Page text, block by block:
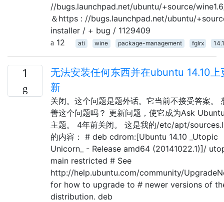
//bugs.launchpad.net/ubuntu/+source/
＆https : //bugs.launchpad.net/ubuntu/
installer / + bug / 1129409
12
ati wine package-management fglrx
1
无法安装任何东西并在ubuntu 14.10上
新
关闭。这个问题是题外话。它当前不接受答案。
善这个问题吗？ 更新问题，使它成为Ask
主题。 4年前关闭。 这是我的/etc/apt/
的内容： # deb cdrom:[Ubuntu 14.10 _Utopic
Unicorn_ - Release amd64 (20141022.1)]/
main restricted # See
http://help.ubuntu.com/community/
for how to upgrade to # newer versions of
distribution. deb